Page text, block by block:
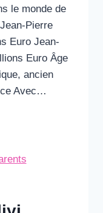
le monde de
Pierre
Euro Jean-
Euro Âge
ancien
Avec…